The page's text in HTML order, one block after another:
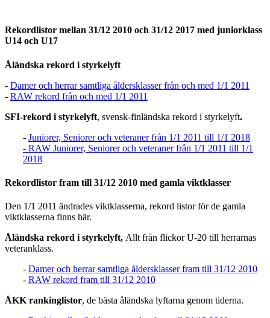
Rekordlistor mellan 31/12 2010 och 31/12 2017 med juniorklass
U14 och U17
Åländska rekord i styrkelyft
- Damer och herrar samtliga åldersklasser från och med 1/1 2011
- RAW rekord från och med 1/1 2011
SFI-rekord i styrkelyft, svensk-finländska rekord i styrkelyft.
- Juniorer, Seniorer och veteraner från 1/1 2011 till 1/1 2018
- RAW Juniorer, Seniorer och veteraner från 1/1 2011 till 1/1
2018
Rekordlistor fram till 31/12 2010 med gamla viktklasser
Den 1/1 2011 ändrades viktklasserna, rekord listor för de gamla
viktklasserna finns här.
Åländska rekord i styrkelyft, Allt från flickor U-20 till herrarnas
veteranklass.
- Damer och herrar samtliga åldersklasser fram till 31/12 2010
- RAW rekord fram till 31/12 2010
ÅKK rankinglistor, de bästa åländska lyftarna genom tiderna.